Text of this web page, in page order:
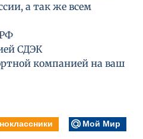
а так же всем
СДЭК
компанией на ваш
Мой Мир